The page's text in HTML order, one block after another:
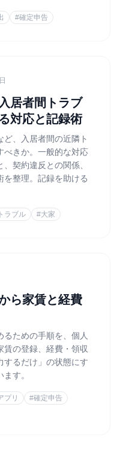
#確定申告
居者間トラブ
対応と記録術
、入居者間の近隣ト
べきか。一般的な対応
契約違反との関係、
を整理。記録を助ける
ラブル #大家
ら家賃と経費
ための手順を、個人
賃の登録、経費・領収
するだけ」の状態にす
す。
プリ #確定申告